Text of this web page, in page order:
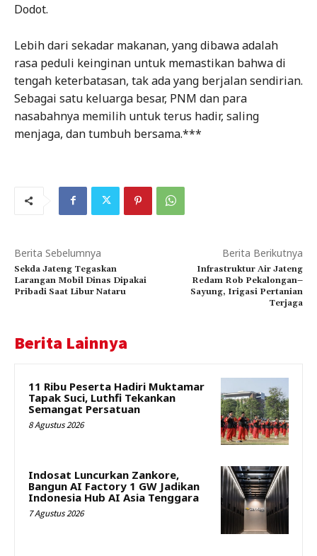
Dodot.
Lebih dari sekadar makanan, yang dibawa adalah
rasa peduli keinginan untuk memastikan bahwa di
tengah keterbatasan, tak ada yang berjalan sendirian.
Sebagai satu keluarga besar, PNM dan para
nasabahnya memilih untuk terus hadir, saling
menjaga, dan tumbuh bersama.***
Berita Sebelumnya
Sekda Jateng Tegaskan
Larangan Mobil Dinas Dipakai
Pribadi Saat Libur Nataru
Berita Berikutnya
Infrastruktur Air Jateng
Redam Rob Pekalongan–
Sayung, Irigasi Pertanian
Terjaga
Berita Lainnya
11 Ribu Peserta Hadiri Muktamar
Tapak Suci, Luthfi Tekankan
Semangat Persatuan
8 Agustus 2026
Indosat Luncurkan Zankore,
Bangun AI Factory 1 GW Jadikan
Indonesia Hub AI Asia Tenggara
7 Agustus 2026